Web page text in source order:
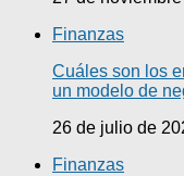
Finanzas
Cuáles son los
un modelo de
26 de julio de
Finanzas